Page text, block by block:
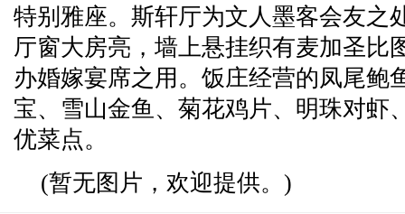
特别雅座。斯轩厅为文人墨客会友之
厅窗大房亮，墙上悬挂织有麦加圣比
办婚嫁宴席之用。饭庄经营的凤尾鲍
宝、雪山金鱼、菊花鸡片、明珠对虾
优菜点。
(暂无图片，欢迎提供。)